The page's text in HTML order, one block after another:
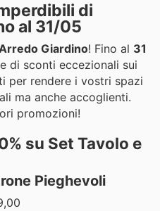
di
al 31/05
Giardino! Fino al 31
di sconti eccezionali sui
per rendere i vostri spazi
ma anche accoglienti.
promozioni!
su Set Tavolo e
Pieghevoli